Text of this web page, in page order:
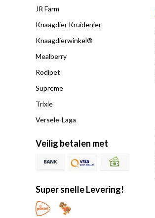
JR Farm
Knaagdier Kruidenier
Knaagdierwinkel®
Mealberry
Rodipet
Supreme
Trixie
Versele-Laga
Veilig betalen met
Super snelle Levering!